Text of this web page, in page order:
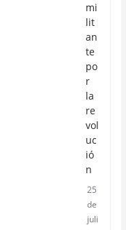
mi
lit
an
te
po
r
la
re
vol
uc
ió
n
25
de
juli